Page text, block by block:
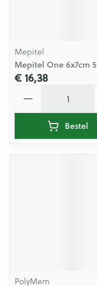
Mepitel
Mepitel One 6x7cm 5
€ 16,38
Bestel
PolyMem